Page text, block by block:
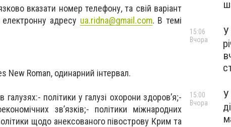
вказати номер телефону, та свій варіант
електронну адресу ua.ridna@gmail.com. В темі
New Roman, одинарний інтервал.
політики у галузі охорони здоров’я;-
зв’язків;- політики міжнародних
щодо анексованого півострову Крим та
У
15:06
Вчора
У
15:00
Вчора